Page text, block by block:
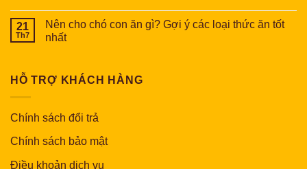
21
Th7
Nên cho chó con ăn gì? Gợi ý các loại thức ăn tốt
nhất
HỖ TRỢ KHÁCH HÀNG
Chính sách đổi trả
Chính sách bảo mật
Điều khoản dịch vụ